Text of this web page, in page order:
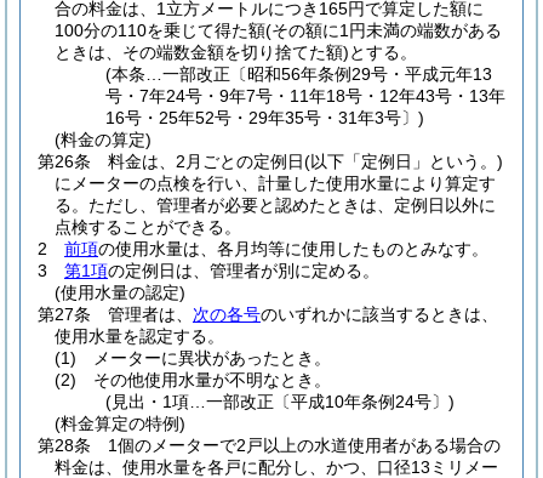
合の料金は、1立方メートルにつき165円で算定した額に
100分の110を乗じて得た額(その額に1円未満の端数がある
ときは、その端数金額を切り捨てた額)とする。
(本条…一部改正〔昭和56年条例29号・平成元年13
号・7年24号・9年7号・11年18号・12年43号・13年
16号・25年52号・29年35号・31年3号〕)
(料金の算定)
第26条
料金は、2月ごとの定例日(以下「定例日」という。)
にメーターの点検を行い、計量した使用水量により算定す
る。 ただし、管理者が必要と認めたときは、定例日以外に
点検することができる。
2
前項の使用水量は、各月均等に使用したものとみなす。
3
第1項の定例日は、管理者が別に定める。
(使用水量の認定)
第27条
管理者は、 次の各号のいずれかに該当するときは、
使用水量を認定する。
(1)
メーターに異状があったとき。
(2)
その他使用水量が不明なとき。
(見出・1項…一部改正〔平成10年条例24号〕)
(料金算定の特例)
第28条
1個のメーターで2戸以上の水道使用者がある場合の
料金は、使用水量を各戸に配分し、かつ、口径13ミリメー